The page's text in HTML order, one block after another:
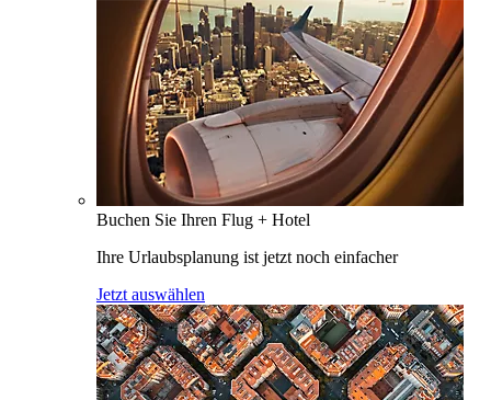
Buchen Sie Ihren Flug + Hotel
Ihre Urlaubsplanung ist jetzt noch einfacher
Jetzt auswählen